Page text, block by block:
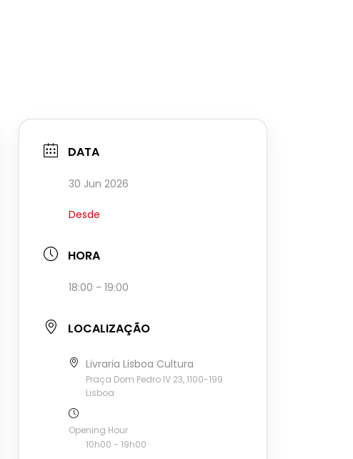
DATA
30 Jun 2026
Desde
HORA
18:00 - 19:00
LOCALIZAÇÃO
Livraria Lisboa Cultura
Praça Dom Pedro IV 23, 1100-199
Lisboa
Opening Hour
10h00 - 19h00